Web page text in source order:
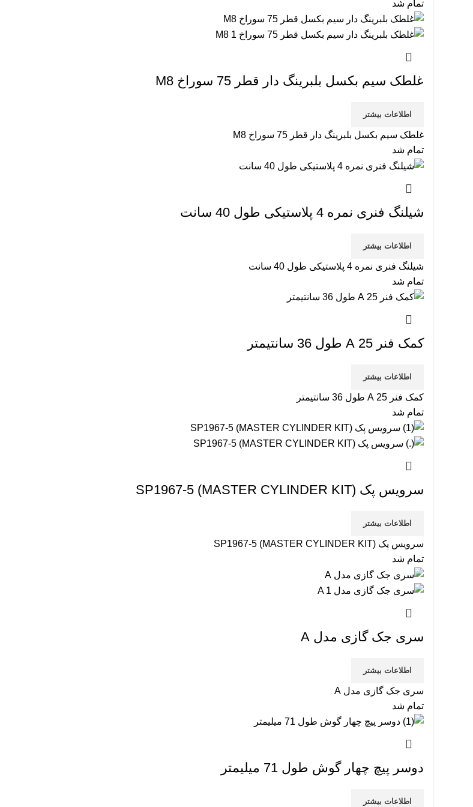
تمام شد
غلطک سیم بکسل بلبرینگ دار قطر 75 سوراخ M8
اطلاعات بیشتر
غلطک سیم بکسل بلبرینگ دار قطر 75 سوراخ M8
تمام شد
شیلنگ فنری نمره 4 پلاستیکی طول 40 سانت
اطلاعات بیشتر
شیلنگ فنری نمره 4 پلاستیکی طول 40 سانت
تمام شد
کمک فنر 25 A طول 36 سانتیمتر
اطلاعات بیشتر
کمک فنر 25 A طول 36 سانتیمتر
تمام شد
سرویس پک SP1967-5 (MASTER CYLINDER KIT)
اطلاعات بیشتر
سرویس پک SP1967-5 (MASTER CYLINDER KIT)
تمام شد
سری جک گازی مدل A
اطلاعات بیشتر
سری جک گازی مدل A
تمام شد
دوسر پیچ چهار گوش طول 71 میلیمتر
اطلاعات بیشتر